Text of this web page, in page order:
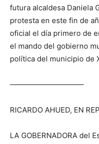
futura alcaldesa Daniela
protesta en este fin de
oficial el día primero de
el mando del gobierno
política del municipio de
——————————
RICARDO AHUED, EN
LA GOBERNADORA del